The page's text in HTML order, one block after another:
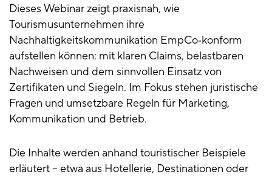
Dieses Webinar zeigt praxisnah, wie
Tourismusunternehmen ihre
Nachhaltigkeitskommunikation EmpCo‑konform
aufstellen können: mit klaren Claims, belastbaren
Nachweisen und dem sinnvollen Einsatz von
Zertifikaten und Siegeln. Im Fokus stehen juristische
Fragen und umsetzbare Regeln für Marketing,
Kommunikation und Betrieb.
Die Inhalte werden anhand touristischer Beispiele
erläutert – etwa aus Hotellerie, Destinationen oder